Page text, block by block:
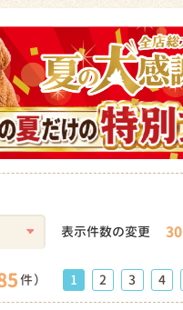
表示件数の変更 30
件） 1 2 3 4